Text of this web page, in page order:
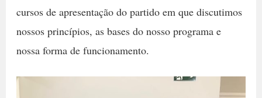
cursos de apresentação do partido em que discutimos
nossos princípios, as bases do nosso programa e
nossa forma de funcionamento.